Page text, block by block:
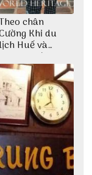
chân
Khỉ du
lịch Huế và
check-in đúng
góc chụp
đẹp